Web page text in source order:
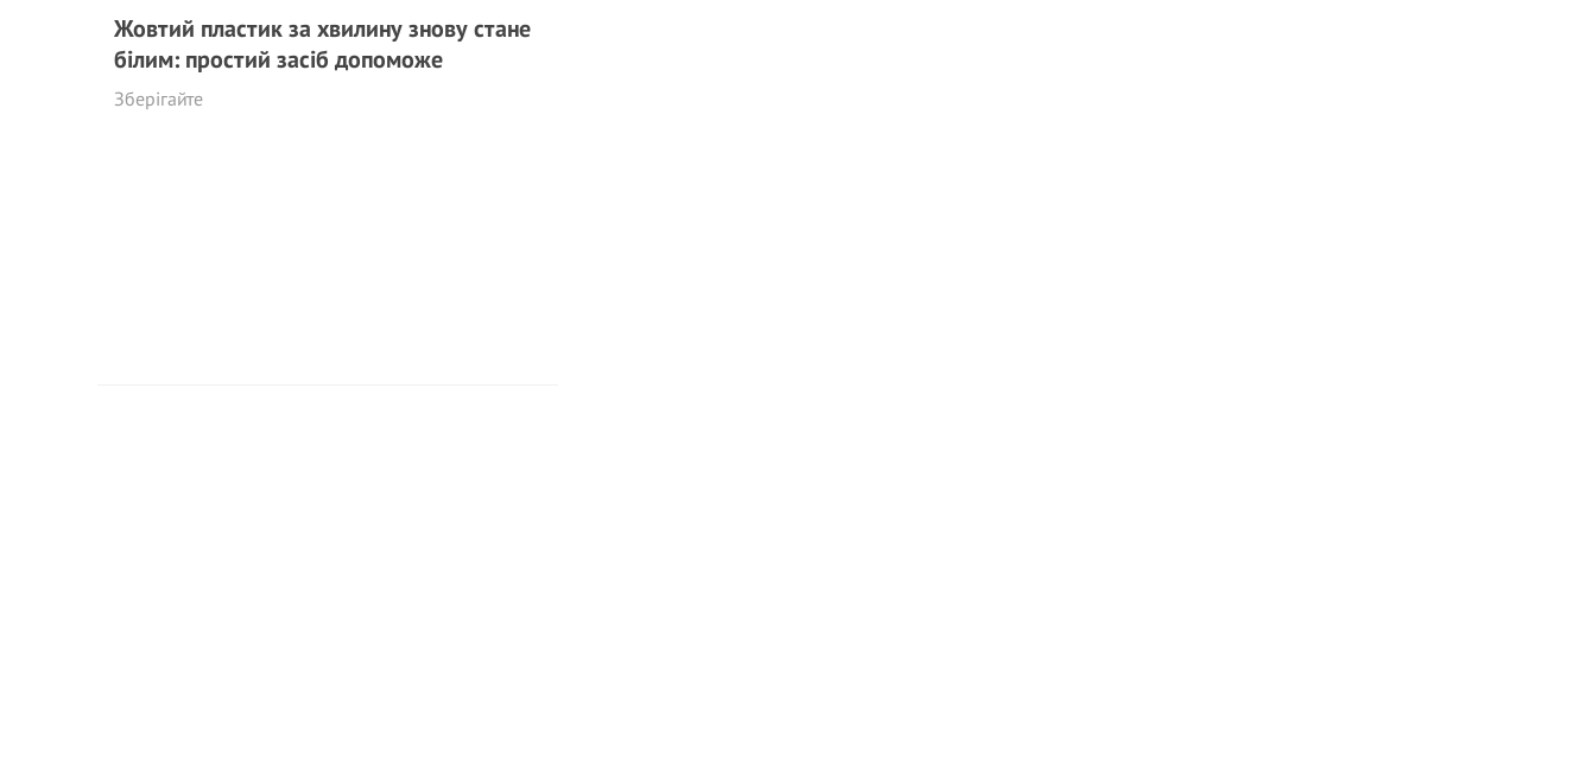
Жовтий пластик за хвилину знову стане
білим: простий засіб допоможе
Зберігайте